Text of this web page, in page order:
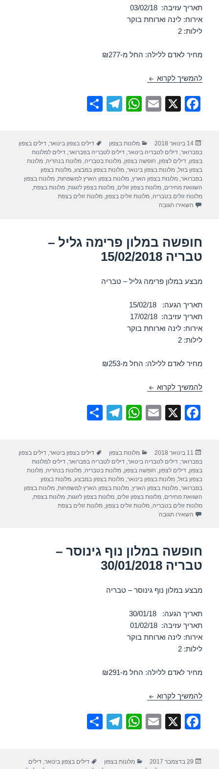
תאריך עזיבה: 03/02/18
אירוח: לינה וארוחת בוקר
לילות: 2
מחיר לאדם ללילה: החל מ-₪277
להמשיך לקרוא חופשה במלון רות רימונים – צפת 01/02/2018
F
e
b
o
o
X
E
W
s
A
p
p
T
gr
a
m
e
פורסם
בתאריך
14 בינואר 2018 קטגוריות
מלונות בצפון תגיות
דילים בצפון בינואר,דילים בצפון
בפברואר,דילים לטבריה בינואר,דילים לטבריה בפברואר,דילים למלונות
בצפון,דילים לצפון, חופשה בצפון,מלונות בטבריה,מלונות בנהריה,מלונות
בצפון בזול,מלונות בצפון בינואר,מלונות בצפון במבצע,מלונות בצפון
בפברואר,מלונות בצפון הארץ,מלונות בצפון הארץ למשפחות,מלונות בצפון
השוואת מחירים,מלונות בצפון זולים,מלונות בצפון לזוגות,מלונות בצפת,
מלונות זולים בטבריה,מלונות זולים בצפון,מלונות זולים בצפת
השאירו תגובה
חופשה במלון פרימה גליל –
טבריה 15/02/2018
מבצע במלון פרימה גליל – טבריה
תאריך הגעה: 15/02/18
תאריך עזיבה: 17/02/18
אירוח: לינה וארוחת בוקר
לילות: 2
מחיר לאדם ללילה: החל מ-₪253
להמשיך לקרוא חופשה במלון פרימה גליל – טבריה 15/02/2018
F
e
b
o
o
k
X
E
W
s
A
p
p
T
gr
a
m
e
פורסם
בתאריך
11 בינואר 2018 קטגוריות
מלונות בצפון תגיות
דילים בצפון בינואר ,דילים בצפון
בפברואר ,דילים לטבריה בינואר ,דילים לטבריה בפברואר ,דילים למלונות
בצפון ,דילים לצפון חופשה בצפון ,מלונות בטבריה ,מלונות בנהריה ,מלונות
בצפון בזול ,מלונות בצפון בינואר ,מלונות בצפון במבצע ,מלונות בצפון
בפברואר ,מלונות בצפון הארץ ,מלונות בצפון הארץ למשפחות ,מלונות בצפון
השוואת מחירים ,מלונות בצפון זולים ,מלונות בצפון לזוגות ,מלונות בצפת
מלונות זולים בטבריה ,מלונות זולים בצפון ,מלונות זולים בצפת
השאירו תגובה
חופשה במלון נוף גינוסר –
טבריה 30/01/2018
מבצע במלון נוף גינוסר – טבריה
תאריך הגעה: 30/01/18
תאריך עזיבה: 01/02/18
אירוח: לינה וארוחת בוקר
לילות: 2
מחיר לאדם ללילה: החל מ-₪291
להמשיך לקרוא חופשה במלון נוף גינוסר – טבריה 30/01/2018
F
X
E
W
T
פורסם
29 בדצמבר 2017 קטגוריות
מלונות בצפון תגיות
דילים בצפון בינואר,דילים